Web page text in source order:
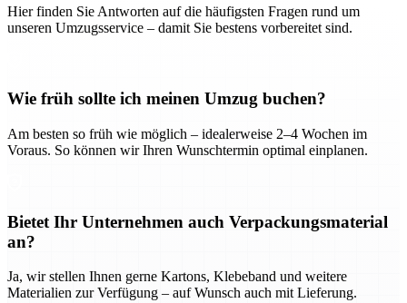
Hier finden Sie Antworten auf die häufigsten Fragen rund um
unseren Umzugsservice – damit Sie bestens vorbereitet sind.
Wie früh sollte ich meinen Umzug buchen?
Am besten so früh wie möglich – idealerweise 2–4 Wochen im
Voraus. So können wir Ihren Wunschtermin optimal einplanen.
Bietet Ihr Unternehmen auch Verpackungsmaterial
an?
Ja, wir stellen Ihnen gerne Kartons, Klebeband und weitere
Materialien zur Verfügung – auf Wunsch auch mit Lieferung.